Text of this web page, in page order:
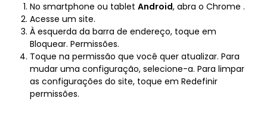
No smartphone ou tablet Android, abra o Chrome .
Acesse um site.
À esquerda da barra de endereço, toque em
Bloquear. Permissões.
Toque na permissão que você quer atualizar. Para
mudar uma configuração, selecione-a. Para limpar
as configurações do site, toque em Redefinir
permissões.